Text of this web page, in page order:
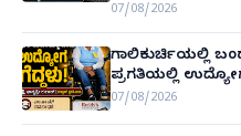
07/08/2026
ಗಾಲಿಕುರ್ಚಿಯಲ್ಲಿ
ಪ್ರಗತಿಯಲ್ಲಿ
07/08/2026